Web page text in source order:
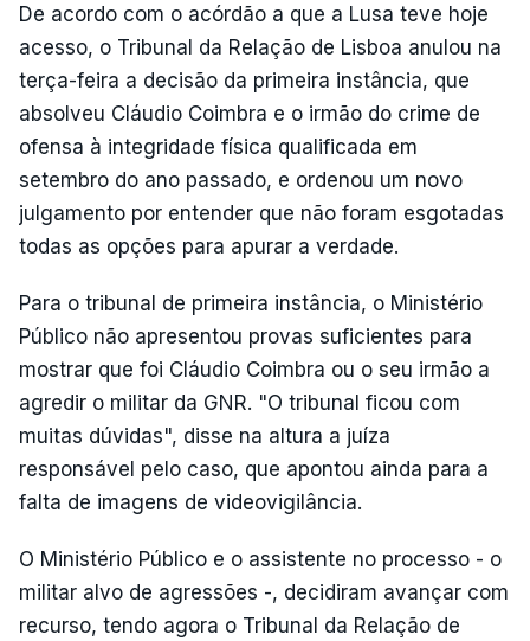
De acordo com o acórdão a que a Lusa teve hoje
acesso, o Tribunal da Relação de Lisboa anulou na
terça-feira a decisão da primeira instância, que
absolveu Cláudio Coimbra e o irmão do crime de
ofensa à integridade física qualificada em
setembro do ano passado, e ordenou um novo
julgamento por entender que não foram esgotadas
todas as opções para apurar a verdade.
Para o tribunal de primeira instância, o Ministério
Público não apresentou provas suficientes para
mostrar que foi Cláudio Coimbra ou o seu irmão a
agredir o militar da GNR. "O tribunal ficou com
muitas dúvidas", disse na altura a juíza
responsável pelo caso, que apontou ainda para a
falta de imagens de videovigilância.
O Ministério Público e o assistente no processo - o
militar alvo de agressões -, decidiram avançar com
recurso, tendo agora o Tribunal da Relação de